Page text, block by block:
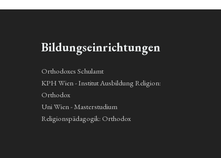
Bildungseinrichtungen
Orthodoxes Schulamt
KPH Wien - Institut Ausbildung Religion:
Orthodox
Uni Wien - Masterstudium
Religionspädagogik: Orthodox